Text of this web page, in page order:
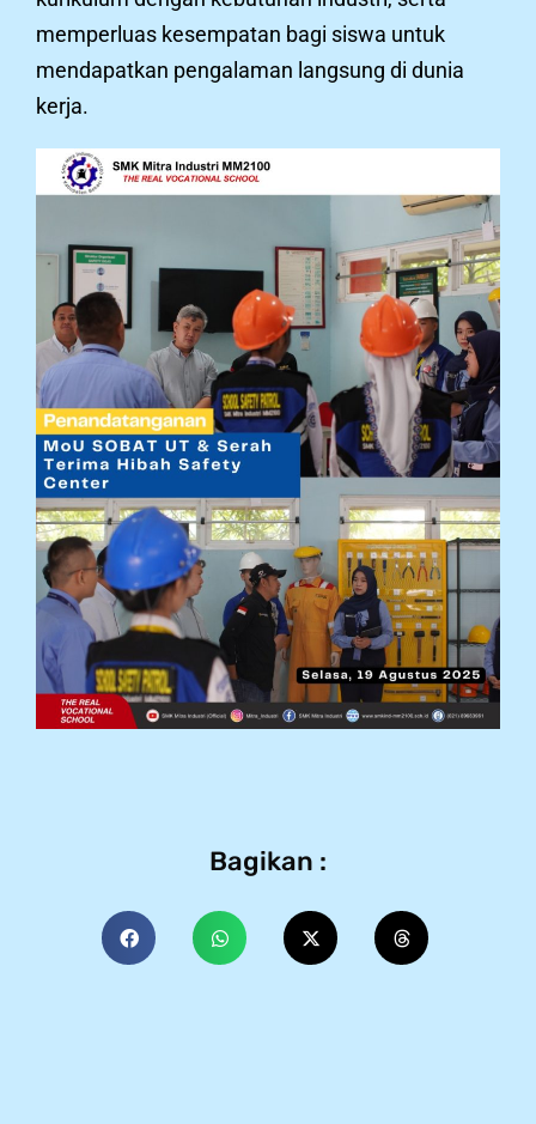
memperluas kesempatan bagi siswa untuk
mendapatkan pengalaman langsung di dunia
kerja.
Bagikan :